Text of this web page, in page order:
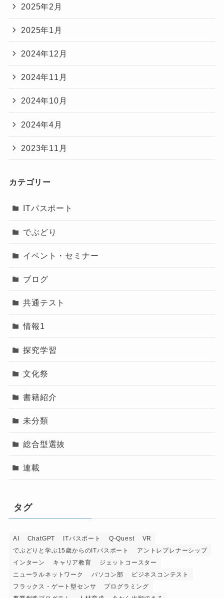
2025年2月
2025年1月
2024年12月
2024年11月
2024年10月
2024年4月
2023年11月
カテゴリー
ITパスポート
でぶどり
イベント・セミナー
ブログ
共通テスト
情報1
探究学習
文化祭
書籍紹介
未分類
総合型選抜
連載
タグ
AI ChatGPT ITパスポート Q-Quest
VR
でぶどりと学ぶ15歳からのITパスポート
アントレプレナーシップ
インターン
キャリア教育
ジェットコースター
ニューラルネットワーク
パソコン部
ビジネスコンテスト
フラックス・ゲート型センサ
プログラミング